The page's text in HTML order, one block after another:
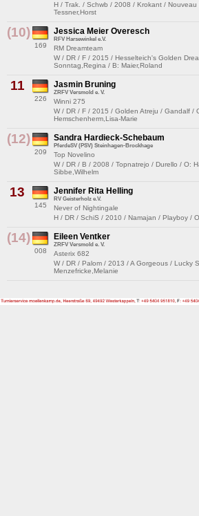
H / Trak. / Schwb / 2008 / Krokant / Nouveau
Tessner,Horst
(10)
169
Jessica Meier Overesch
RFV Harsewinkel e.V.
RM Dreamteam
W / DR / F / 2015 / Hesselteich's Golden
Sonntag,Regina / B: Maier,Roland
11
226
Jasmin Bruning
ZRFV Versmold e. V.
Winni 275
W / DR / F / 2015 / Golden Atreju / Gandalf /
Hemschenherm,Lisa-Marie
(12)
209
Sandra Hardieck-Schebaum
PferdeSV (PSV) Steinhagen-Brockhage
Top Novelino
W / DR / B / 2008 / Topnatrejo / Durello / O:
Sibbe,Wilhelm
13
145
Jennifer Rita Helling
RV Geisterholz e.V.
Never of Nightingale
H / DR / SchiS / 2010 / Namajan / Playboy /
(14)
008
Eileen Ventker
ZRFV Versmold e. V.
Asterix 682
W / DR / Palom / 2013 / A Gorgeous / Lucky
Menzefricke,Melanie